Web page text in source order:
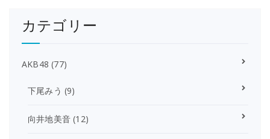
カテゴリー
AKB48 (77)
下尾みう (9)
向井地美音 (12)